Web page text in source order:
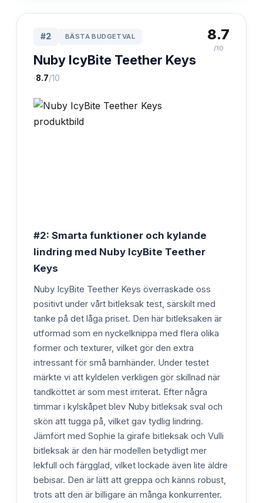
#2 BÄSTA BUDGETVAL
Nuby IcyBite Teether Keys
·8.7/10
8.7
/10
#2: Smarta funktioner och kylande
lindring med Nuby IcyBite Teether
Keys
Nuby IcyBite Teether Keys överraskade oss
positivt under vårt bitleksak test, särskilt med
tanke på det låga priset. Den här bitleksaken är
utformad som en nyckelknippa med flera olika
former och texturer, vilket gör den extra
intressant för små barnhänder. Under testet
märkte vi att kyldelen verkligen gör skillnad när
tandköttet är som mest irriterat. Efter några
timmar i kylskåpet blev Nuby bitleksak sval och
skön att tugga på, vilket gav tydlig lindring.
Jämfört med Sophie la girafe bitleksak och Vulli
bitleksak är den här modellen betydligt mer
lekfull och färgglad, vilket lockade även lite äldre
bebisar. Den är lätt att greppa och känns robust,
trots att den är billigare än många konkurrenter.